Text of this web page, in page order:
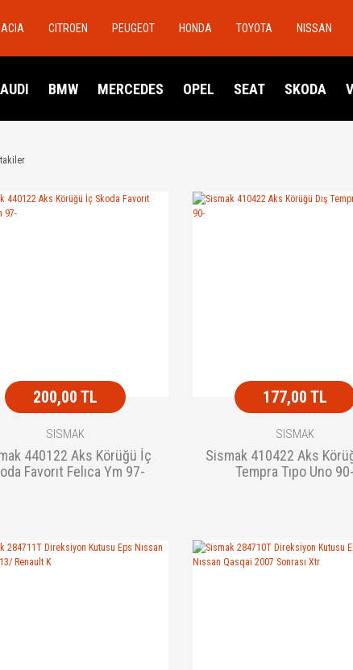
CITROEN PEUGEOT HONDA TOYOTA NISSAN
AUDI BMW MERCEDES OPEL SEAT SKODA
200,00 TL
SISMAK
440122 Aks Körüğü İç
Favorıt Felıca Ym 97-
177,00 TL
SISMAK
Sismak 410422 Aks
Tempra Tıpo Uno 90-